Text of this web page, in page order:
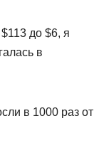
до $6, я
в
в 1000 раз от